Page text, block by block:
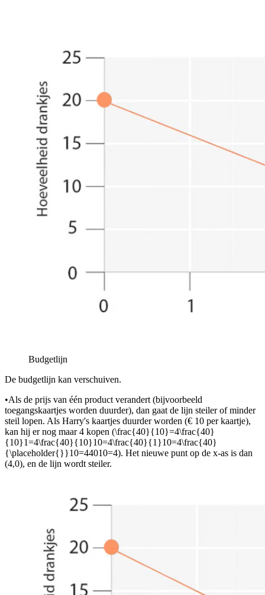
Budgetlijn
De budgetlijn kan verschuiven.
•Als de prijs van één product verandert (bijvoorbeeld
toegangskaartjes worden duurder), dan gaat de lijn steiler of minder
steil lopen. Als Harry's kaartjes duurder worden (€ 10 per kaartje),
kan hij er nog maar 4 kopen (\frac{40}{10}=4\frac{40}
{10}1=4\frac{40}{10}10=4\frac{40}{1}10=4\frac{40}
{\placeholder{}}10=44010=4). Het nieuwe punt op de x-as is dan
(4,0), en de lijn wordt steiler.